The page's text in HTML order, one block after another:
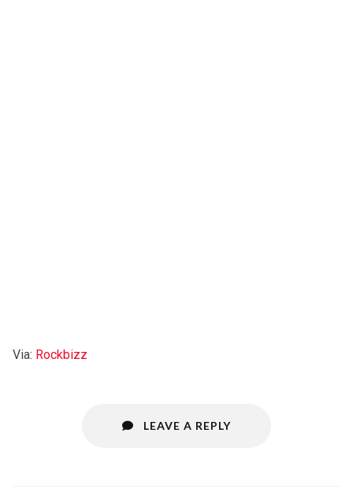
Via: Rockbizz
LEAVE A REPLY